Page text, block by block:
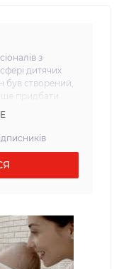
з
дитячих
був створений,
придбати
прагнемо
товар, який
сувору
широкий вибір
віку. Від
колясок і